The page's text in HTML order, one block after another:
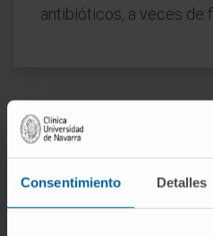
Consentimiento Detalles
antibióticos, a veces de
La información proporcionada en
Clínica Universidad de Navarra
decisiones relacionadas con la
meramente informativa y no